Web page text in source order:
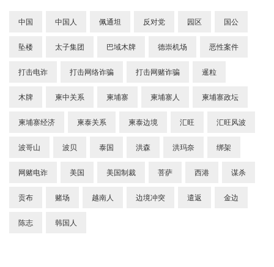
中国 中国人 佩通坦 反对党 园区 国公
坠楼 太子集团 巴域木牌 德崇机场 恶性案件
打击电诈 打击网络诈骗 打击网赌诈骗 暹粒
木牌 柬中关系 柬埔寨 柬埔寨人 柬埔寨政坛
柬埔寨经济 柬泰关系 柬泰边境 汇旺 汇旺风波
波哥山 波贝 泰国 洪森 洪玛奈 绑架
网赌电诈 美国 美国制裁 菩萨 西港 谋杀
贡布 赌场 越南人 边境冲突 遣返 金边
陈志 韩国人